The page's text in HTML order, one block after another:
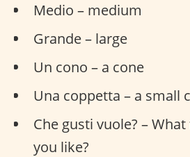
Medio – medium
Grande – large
Un cono – a cone
Una coppetta – a small
Che gusti vuole? –
you like?